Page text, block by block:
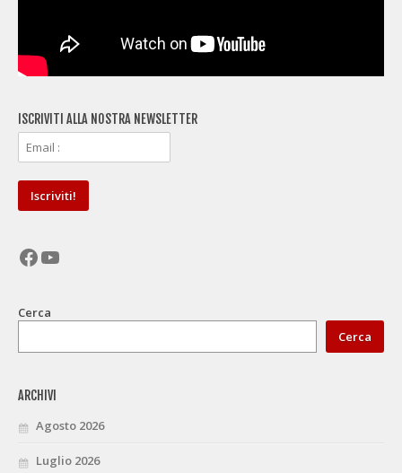
ISCRIVITI ALLA NOSTRA NEWSLETTER
Facebook
YouTube
Cerca
Cerca
ARCHIVI
Agosto 2026
Luglio 2026